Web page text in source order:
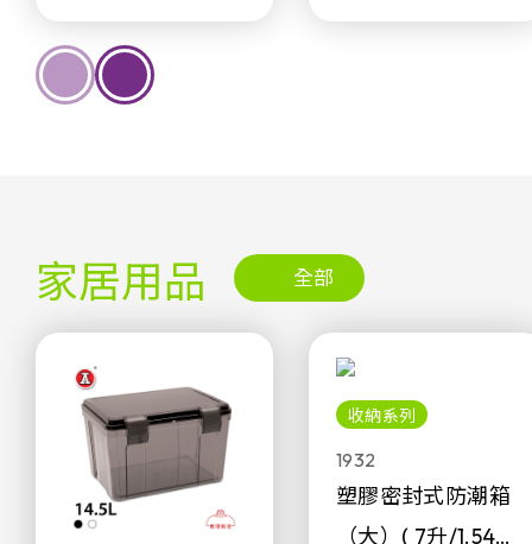
家居用品 全部
收納系列
1932
塑膠密封式防潮箱
（大）( 7升/1.54加